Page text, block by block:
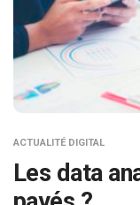
ACTUALITÉ DIGITAL
Les data